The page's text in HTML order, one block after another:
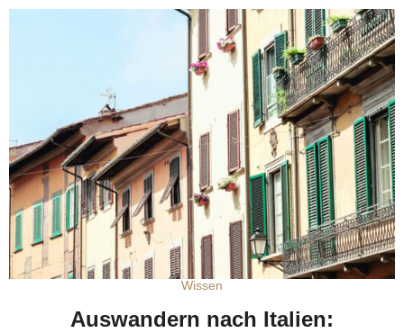
Wissen
Auswandern nach Italien: